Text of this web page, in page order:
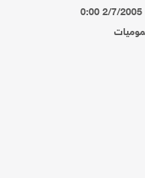
2/7/2005 0:00